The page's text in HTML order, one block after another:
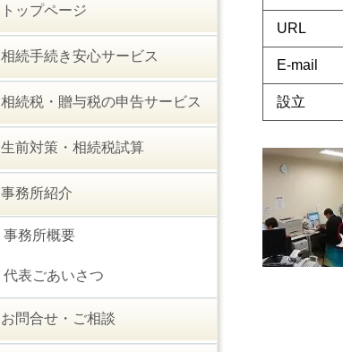
URL
E-mail
設立
トップページ
相続手続き安心サービス
相続税・贈与税の申告サービス
生前対策・相続税試算
事務所紹介
事務所概要
代表ごあいさつ
お問合せ・ご相談